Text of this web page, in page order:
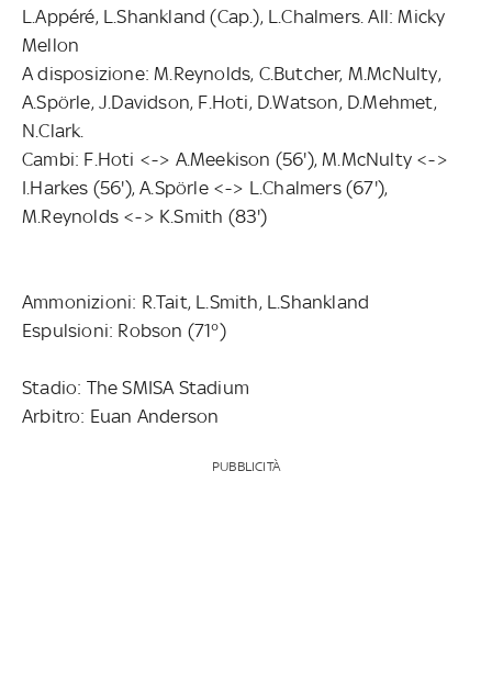
L.Appéré, L.Shankland (Cap.), L.Chalmers. All: Micky
Mellon
A disposizione: M.Reynolds, C.Butcher, M.McNulty,
A.Spörle, J.Davidson, F.Hoti, D.Watson, D.Mehmet,
N.Clark.
Cambi: F.Hoti <-> A.Meekison (56'), M.McNulty <->
I.Harkes (56'), A.Spörle <-> L.Chalmers (67'),
M.Reynolds <-> K.Smith (83')
Ammonizioni: R.Tait, L.Smith, L.Shankland
Espulsioni: Robson (71°)
Stadio: The SMISA Stadium
Arbitro: Euan Anderson
PUBBLICITÀ